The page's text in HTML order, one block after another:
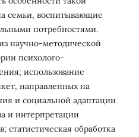
семьи, воспитывающие
потребностями.
научно-методической
психолого-
использование
направленных на
и социальной адаптации
и интерпретации
статистическая обработка